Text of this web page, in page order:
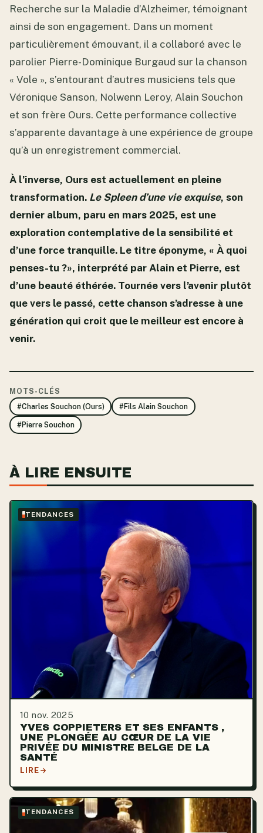
Recherche sur la Maladie d’Alzheimer, témoignant
ainsi de son engagement. Dans un moment
particulièrement émouvant, il a collaboré avec le
parolier Pierre-Dominique Burgaud sur la chanson
« Vole », s’entourant d’autres musiciens tels que
Véronique Sanson, Nolwenn Leroy, Alain Souchon
et son frère Ours. Cette performance collective
s’apparente davantage à une expérience de groupe
qu’à un enregistrement commercial.
À l’inverse, Ours est actuellement en pleine
transformation. Le Spleen d’une vie exquise, son
dernier album, paru en mars 2025, est une
exploration contemplative de la sensibilité et
d’une force tranquille. Le titre éponyme, « À quoi
penses-tu ?», interprété par Alain et Pierre, est
d’une beauté éthérée. Tournée vers l’avenir plutôt
que vers le passé, cette chanson s’adresse à une
génération qui croit que le meilleur est encore à
venir.
MOTS-CLÉS
#Charles Souchon (Ours)
#Fils Alain Souchon
#Pierre Souchon
À LIRE ENSUITE
TENDANCES
10 nov. 2025
YVES COPPIETERS ET SES ENFANTS ,
UNE PLONGÉE AU CŒUR DE LA VIE
PRIVÉE DU MINISTRE BELGE DE LA
SANTÉ
LIRE
TENDANCES